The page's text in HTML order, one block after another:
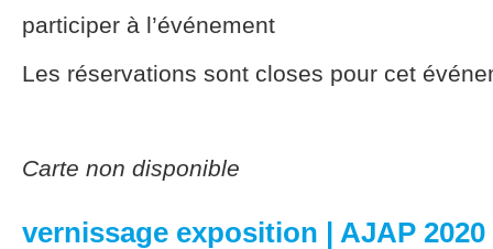
participer à l’événement
Les réservations sont closes pour cet
Carte non disponible
vernissage exposition | AJAP 2020